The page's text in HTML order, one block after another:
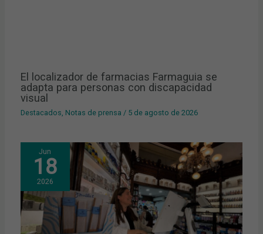
El localizador de farmacias Farmaguia se
adapta para personas con discapacidad
visual
Destacados, Notas de prensa / 5 de agosto de 2026
Jun
18
2026